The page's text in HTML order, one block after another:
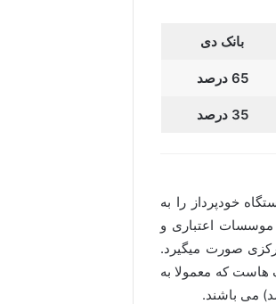
بانک دی
65 درصد
35 درصد
خودپرداز را به
موسسات اعتباری و
صورت میگیرد.
هاست که معمولا به